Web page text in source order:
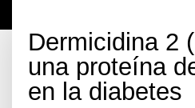
Dermicidina 2
una proteína
en la diabetes